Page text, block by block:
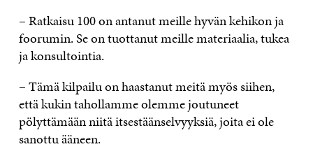
– Ratkaisu 100 on antanut meille hyvän kehikon ja
foorumin. Se on tuottanut meille materiaalia, tukea
ja konsultointia.
– Tämä kilpailu on haastanut meitä myös siihen,
että kukin tahollamme olemme joutuneet
pölyttämään niitä itsestäänselvyyksiä, joita ei ole
sanottu ääneen.